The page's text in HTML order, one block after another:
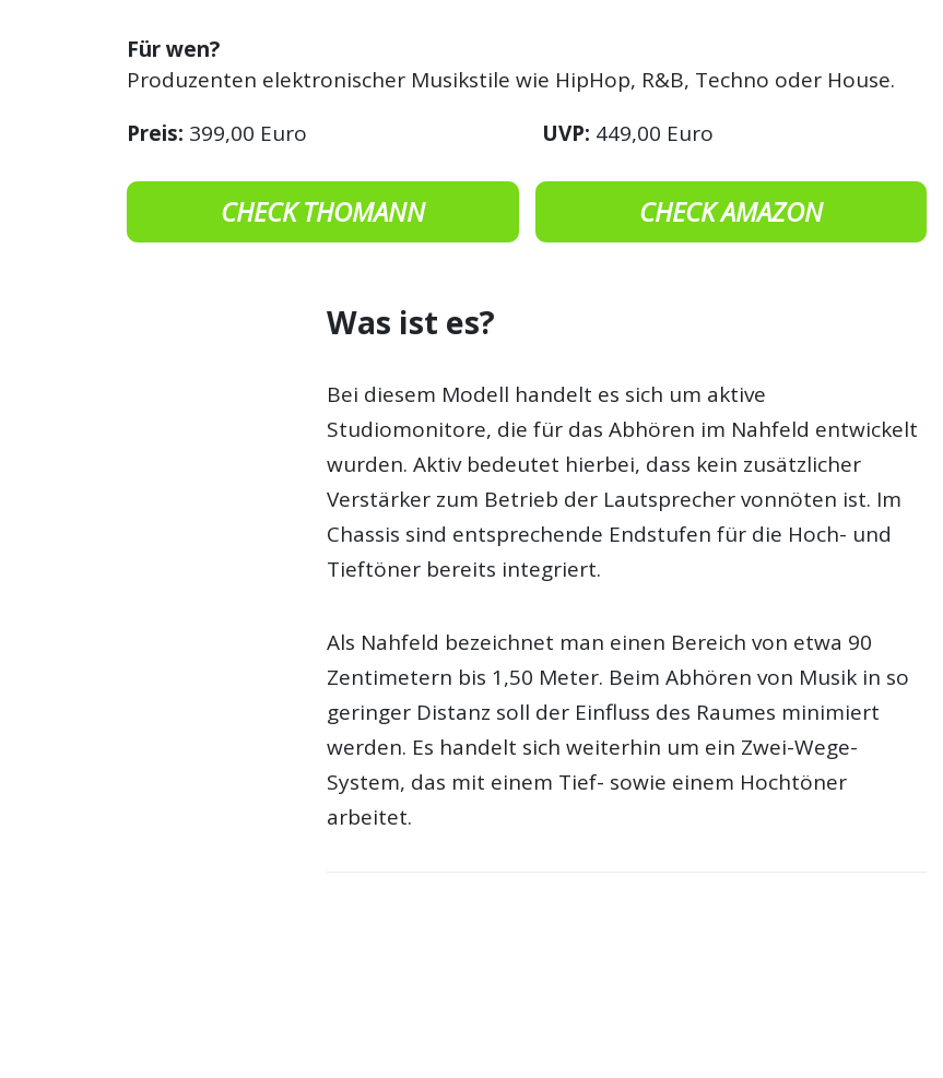
Für wen?
Produzenten elektronischer Musikstile wie HipHop, R&B, Techno oder House.
Preis: 399,00 Euro UVP: 449,00 Euro
CHECK THOMANN CHECK AMAZON
Was ist es?
Bei diesem Modell handelt es sich um aktive
Studiomonitore, die für das Abhören im Nahfeld entwickelt
wurden. Aktiv bedeutet hierbei, dass kein zusätzlicher
Verstärker zum Betrieb der Lautsprecher vonnöten ist. Im
Chassis sind entsprechende Endstufen für die Hoch- und
Tieftöner bereits integriert.
Als Nahfeld bezeichnet man einen Bereich von etwa 90
Zentimetern bis 1,50 Meter. Beim Abhören von Musik in so
geringer Distanz soll der Einfluss des Raumes minimiert
werden. Es handelt sich weiterhin um ein Zwei-Wege-
System, das mit einem Tief- sowie einem Hochtöner
arbeitet.